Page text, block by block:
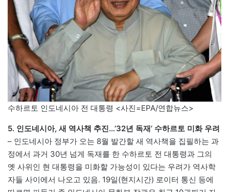
수하르토 인도네시아 전 대통령 <사진=EPA/연합뉴스>
5. 인도네시아, 새 역사책 추진…’32년 독재’ 수하르토 미화 우려
– 인도네시아 정부가 오는 8월 발간할 새 역사책을 집필하는 과
정에서 과거 30년 넘게 독재를 한 수하르토 전 대통령과 그의
옛 사위인 현 대통령을 미화할 가능성이 있다는 우려가 역사학
자들 사이에서 나오고 있음. 19일(현지시간) 로이터 통신 등에